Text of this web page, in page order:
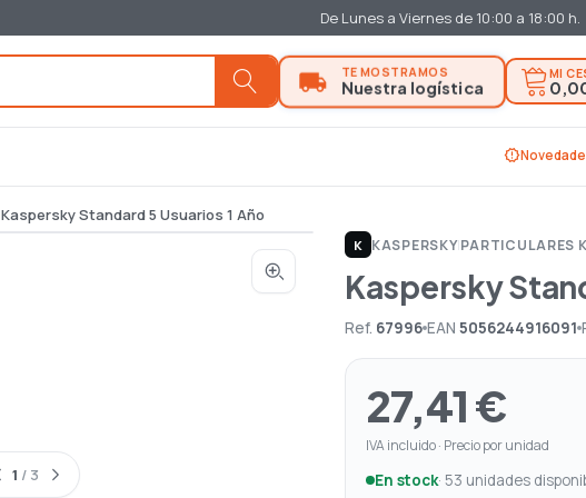
De Lunes a Viernes de 10:00 a 18:00 h.
MI
new_releases
Kaspersky Standard 5 Usuarios 1 Año
1 / 3
K KASPERSKY|PARTICULARES
Kaspersky
Ref. 67996 EAN 5056244916091
27,41 €
IVA incluido · Precio por unidad
En stock· 53 unidades